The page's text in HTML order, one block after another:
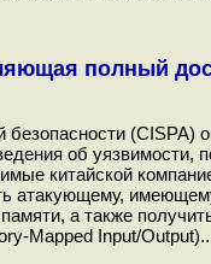
полный
(CISPA)
об
китайской
атакующему,
а также
Mapped Input/